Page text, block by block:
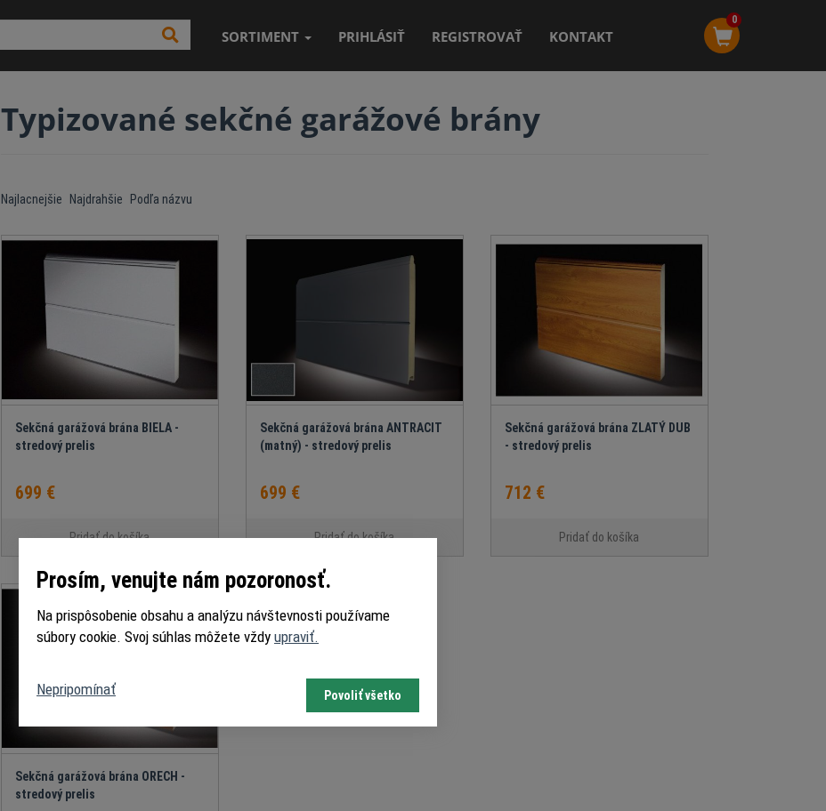
SORTIMENT PRIHLÁSIŤ REGISTROVAŤ KONTAKT
0
Typizované sekčné garážové brány
Najlacnejšie Najdrahšie Podľa názvu
Sekčná garážová brána BIELA -
stredový prelis
699 €
Pridať do košíka
Sekčná garážová brána ANTRACIT
(matný) - stredový prelis
699 €
Pridať do košíka
Sekčná garážová brána ZLATÝ DUB
- stredový prelis
712 €
Pridať do košíka
Sekčná garážová brána ORECH -
stredový prelis
Prosím, venujte nám pozoronosť.
Na prispôsobenie obsahu a analýzu návštevnosti používame
súbory cookie. Svoj súhlas môžete vždy upraviť.
Nepripomínať Povoliť všetko